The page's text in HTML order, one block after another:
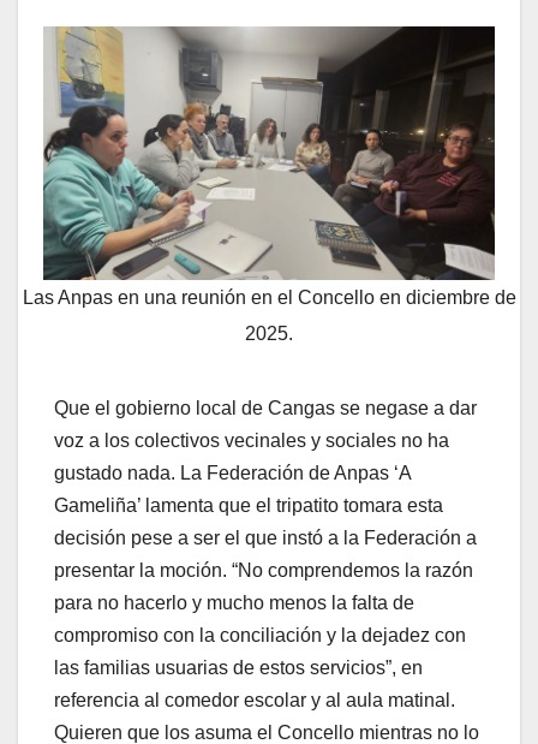
Las Anpas en una reunión en el Concello en diciembre de
2025.
Que el gobierno local de Cangas se negase a dar
voz a los colectivos vecinales y sociales no ha
gustado nada. La Federación de Anpas ‘A
Gameliña’ lamenta que el tripatito tomara esta
decisión pese a ser el que instó a la Federación a
presentar la moción. “No comprendemos la razón
para no hacerlo y mucho menos la falta de
compromiso con la conciliación y la dejadez con
las familias usuarias de estos servicios”, en
referencia al comedor escolar y al aula matinal.
Quieren que los asuma el Concello mientras no lo